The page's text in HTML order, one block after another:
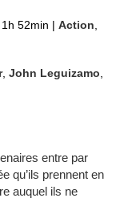
1h 52min | Action
,John Leguizamo
entre par
qu’ils prennent en
auquel ils ne